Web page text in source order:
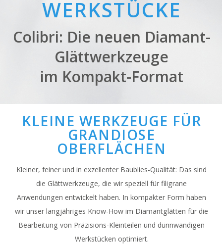
WERKSTÜCKE
Colibri: Die neuen Diamant-
Glättwerkzeuge
im Kompakt-Format
KLEINE WERKZEUGE FÜR
GRANDIOSE
OBERFLÄCHEN
Kleiner, feiner und in exzellenter Baublies-Qualität: Das sind
die Glättwerkzeuge, die wir speziell für filigrane
Anwendungen entwickelt haben. In kompakter Form haben
wir unser langjähriges Know-How im Diamantglätten für die
Bearbeitung von Präzisions-Kleinteilen und dünnwandigen
Werkstücken optimiert.